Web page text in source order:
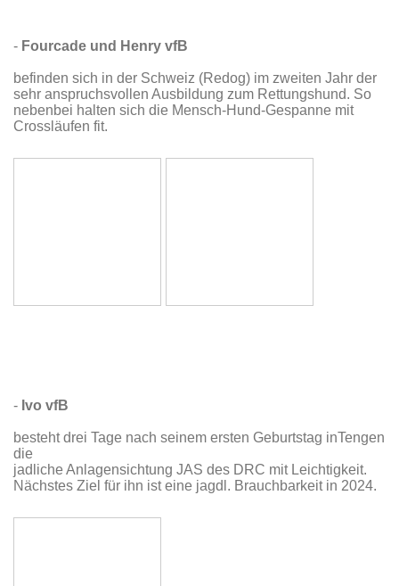
- Fourcade und Henry vfB
befinden sich in der Schweiz (Redog) im zweiten Jahr der
sehr anspruchsvollen Ausbildung zum Rettungshund. So
nebenbei halten sich die Mensch-Hund-Gespanne mit
Crossläufen fit.
- Ivo vfB
besteht drei Tage nach seinem ersten Geburtstag inTengen
die
jadliche Anlagensichtung JAS des DRC mit Leichtigkeit.
Nächstes Ziel für ihn ist eine jagdl. Brauchbarkeit in 2024.